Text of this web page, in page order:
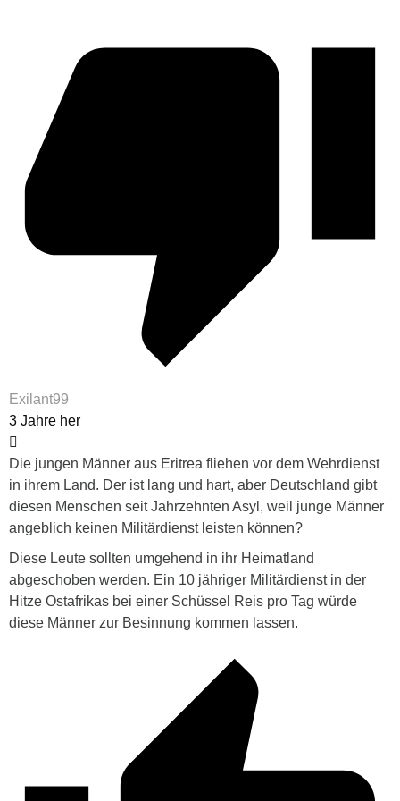
Exilant99
3 Jahre her
Die jungen Männer aus Eritrea fliehen vor dem Wehrdienst
in ihrem Land. Der ist lang und hart, aber Deutschland gibt
diesen Menschen seit Jahrzehnten Asyl, weil junge Männer
angeblich keinen Militärdienst leisten können?
Diese Leute sollten umgehend in ihr Heimatland
abgeschoben werden. Ein 10 jähriger Militärdienst in der
Hitze Ostafrikas bei einer Schüssel Reis pro Tag würde
diese Männer zur Besinnung kommen lassen.